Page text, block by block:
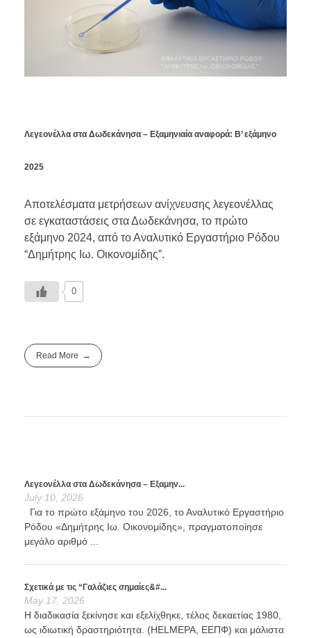
Λεγεονέλλα στα Δωδεκάνησα – Εξαμηνιαία αναφορά: Β’ εξάμηνο
2025
Αποτελέσματα μετρήσεων ανίχνευσης λεγεονέλλας
σε εγκαταστάσεις στα Δωδεκάνησα, το πρώτο
εξάμηνο 2024, από το Αναλυτικό Εργαστήριο Ρόδου
“Δημήτρης Ιω. Οικονομίδης”.
0
Read More
Λεγεονέλλα στα Δωδεκάνησα – Εξαμην...
July 10, 2026
Για το πρώτο εξάμηνο του 2026, το Αναλυτικό Εργαστήριο
Ρόδου «Δημήτρης Ιω. Οικονομίδης», πραγματοποίησε
μεγάλο αριθμό ...
Σχετικά με τις “Γαλάζιες σημαίες&#...
May 17, 2026
Η διαδικασία ξεκίνησε και εξελίχθηκε, τέλος δεκαετίας 1980,
ως ιδιωτική δραστηριότητα. (HELMEPA, ΕΕΠΦ) και μάλιστα